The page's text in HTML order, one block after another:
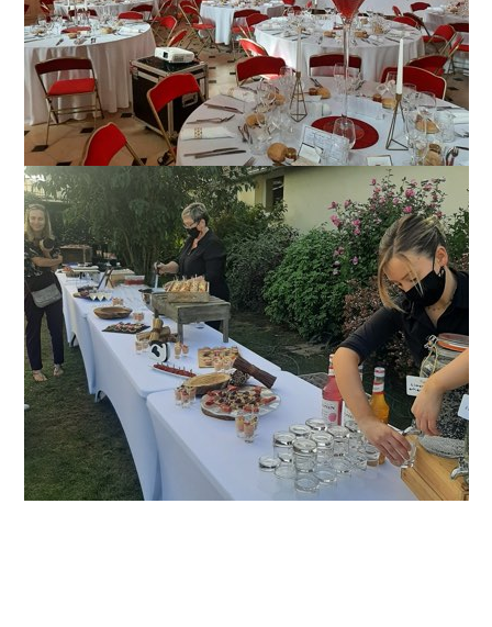
Galerie
Avis
Actualités
Contact
Restez
INSCRIPTION
Rejoignez-